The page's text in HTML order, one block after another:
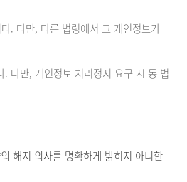
. 다만, 다른 법령에서 그 개인정보가
다만, 개인정보 처리정지 요구 시 동 법
해지 의사를 명확하게 밝히지 아니한